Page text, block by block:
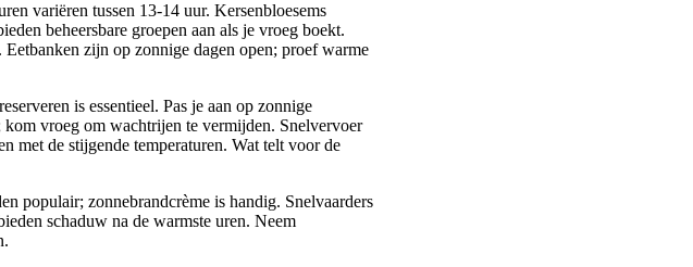
variëren tussen 13-14 uur. Kersenbloesems
beheersbare groepen aan als je vroeg boekt.
zijn op zonnige dagen open; proef warme
is essentieel. Pas je aan op zonnige
vroeg om wachtrijen te vermijden. Snelvervoer
met de stijgende temperaturen. Wat telt voor de
populair; zonnebrandcrème is handig. Snelvaarders
schaduw na de warmste uren. Neem